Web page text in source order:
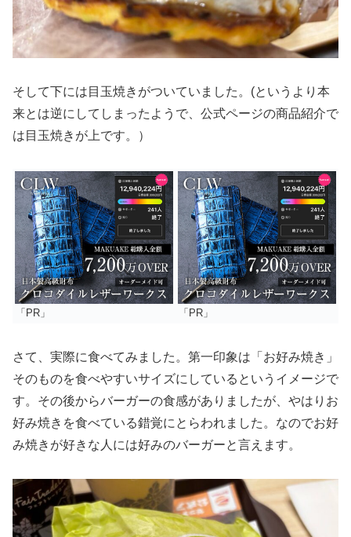
そして下には目玉焼きがついていました。(というより本
来とは逆にしてしまったようで、公式ページの商品紹介で
は目玉焼きが上です。）
「PR」 「PR」
さて、実際に食べてみました。第一印象は「お好み焼き」
そのものを食べやすいサイズにしているというイメージで
す。その後からバーガーの食感がありましたが、やはりお
好み焼きを食べている錯覚にとらわれました。なのでお好
み焼きが好きな人には好みのバーガーと言えます。